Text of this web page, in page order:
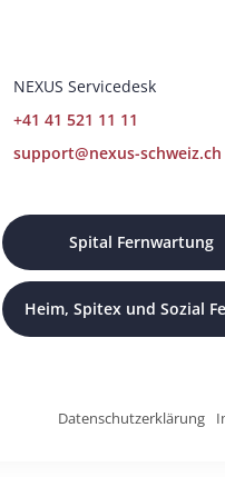
NEXUS Servicedesk
+41 41 521 11 11
support@nexus-schweiz.ch
Spital Fernwartung
Heim, Spitex und Sozial
Datenschutzerklärung